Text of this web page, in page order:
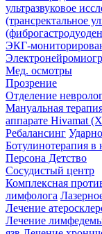
ультразвуковое
(трансректальное
ЭКГ-
Мед. осмотры
Прозрение
Отделение
Мануальная
аппарате Hivamat
Ребалансинг
Ботулинотерапия в
Персона Детство
Сосудистый центр
Комплексная
лимфолога
Лечение
Лечение